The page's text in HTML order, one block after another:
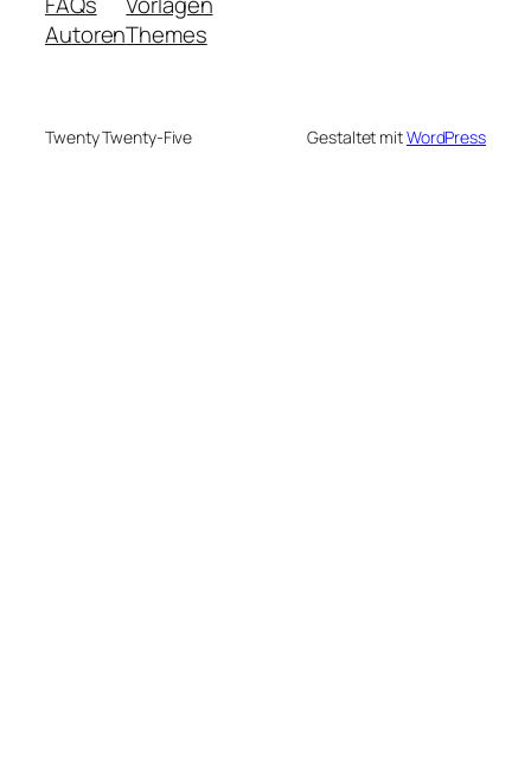
AutorenThemes
Twenty Twenty-Five Gestaltet mitWordPress